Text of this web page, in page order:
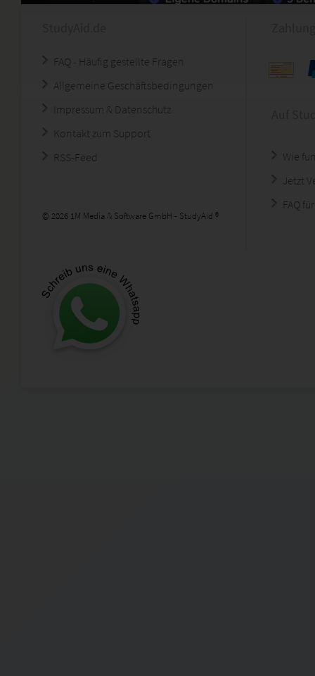
FAQ - Häufig gestellte Fragen
Allgemeine Geschäftsbedingungen
Impressum & Datenschutz
Kontakt zum Support
RSS-Feed
© 2026 1M Media & Software GmbH - StudyAid ®
Wie
Jetzt
FAQ